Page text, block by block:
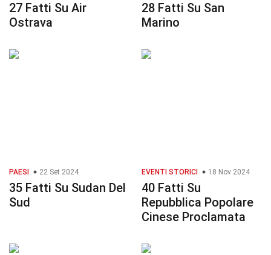
27 Fatti Su Air
Ostrava
28 Fatti Su San
Marino
PAESI 22 Set 2024
35 Fatti Su Sudan Del
Sud
EVENTI STORICI 18 Nov 2024
40 Fatti Su
Repubblica Popolare
Cinese Proclamata